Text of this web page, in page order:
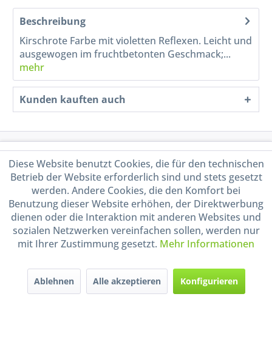
Beschreibung
Kirschrote Farbe mit violetten Reflexen. Leicht und
ausgewogen im fruchtbetonten Geschmack;...
mehr
Kunden kauften auch
Shop Service
Informationen
Handel mit BIO-Weinen
durch DE-ÖKO-009
Diese Website benutzt Cookies, die für den technischen
Betrieb der Website erforderlich sind und stets gesetzt
werden. Andere Cookies, die den Komfort bei
Benutzung dieser Website erhöhen, der Direktwerbung
dienen oder die Interaktion mit anderen Websites und
sozialen Netzwerken vereinfachen sollen, werden nur
mit Ihrer Zustimmung gesetzt. Mehr Informationen
Ablehnen Alle akzeptieren Konfigurieren